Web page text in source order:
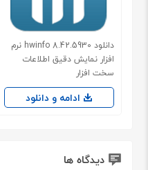
دانلود hwinfo 8.42.5930 نرم
افزار نمایش دقیق اطلاعات
سخت افزار
ادامه و دانلود
دیدگاه ها